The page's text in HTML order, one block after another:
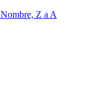
Nombre, Z a A